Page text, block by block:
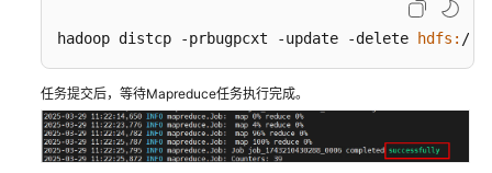
到
集
群
使
hadoop distcp -prbugpcxt -update -delete hdfs: /
任务提交后，等待Mapreduce任务执行完成。